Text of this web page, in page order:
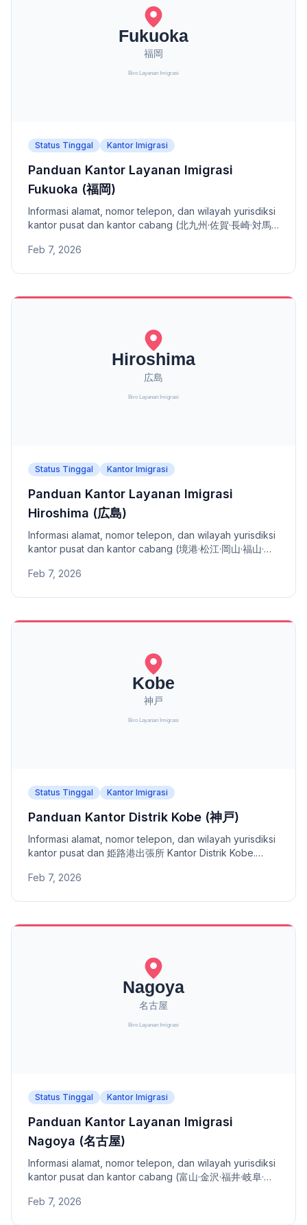
Status Tinggal Kantor Imigrasi
Panduan Kantor Layanan Imigrasi
Fukuoka (福岡)
Informasi alamat, nomor telepon, dan wilayah yurisdiksi
kantor pusat dan kantor cabang (北九州·佐賀·長崎·対馬·
Feb 7, 2026
Status Tinggal Kantor Imigrasi
Panduan Kantor Layanan Imigrasi
Hiroshima (広島)
Informasi alamat, nomor telepon, dan wilayah yurisdiksi
kantor pusat dan kantor cabang (境港·松江·岡山·福山·下
Feb 7, 2026
Status Tinggal Kantor Imigrasi
Panduan Kantor Distrik Kobe (神戸)
Informasi alamat, nomor telepon, dan wilayah yurisdiksi
kantor pusat dan 姫路港出張所 Kantor Distrik Kobe.
Feb 7, 2026
Status Tinggal Kantor Imigrasi
Panduan Kantor Layanan Imigrasi
Nagoya (名古屋)
Informasi alamat, nomor telepon, dan wilayah yurisdiksi
kantor pusat dan kantor cabang (富山·金沢·福井·岐阜·静
Nagoya.
Feb 7, 2026